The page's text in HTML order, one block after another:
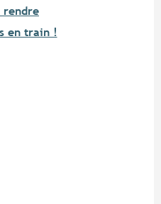
rendre
en train !